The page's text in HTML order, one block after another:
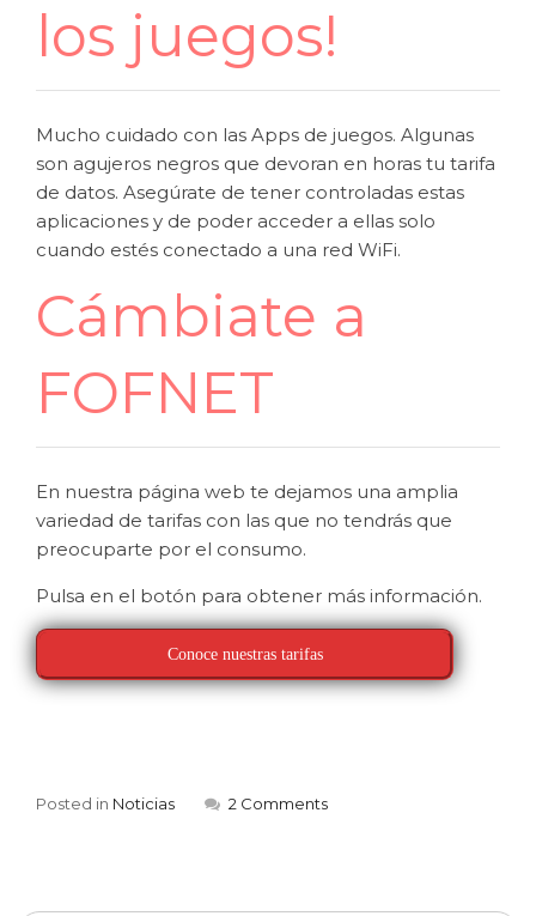
los juegos!
Mucho cuidado con las Apps de juegos. Algunas
son agujeros negros que devoran en horas tu tarifa
de datos. Asegúrate de tener controladas estas
aplicaciones y de poder acceder a ellas solo
cuando estés conectado a una red WiFi.
Cámbiate a
FOFNET
En nuestra página web te dejamos una amplia
variedad de tarifas con las que no tendrás que
preocuparte por el consumo.
Pulsa en el botón para obtener más información.
Conoce nuestras tarifas
Posted in Noticias 2 Comments